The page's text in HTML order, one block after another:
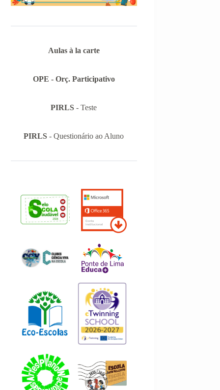
Aulas à la carte
OPE - Orç. Participativo
PIRLS - Teste
PIRLS - Questionário ao Aluno